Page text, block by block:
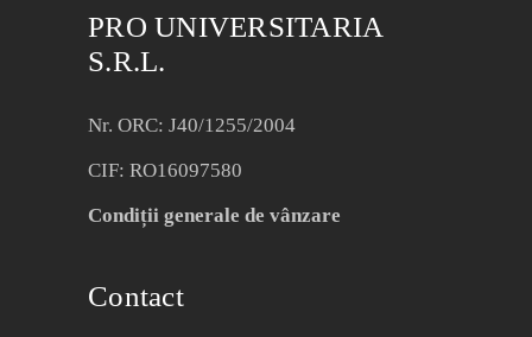
PRO UNIVERSITARIA
S.R.L.
Nr. ORC: J40/1255/2004
CIF: RO16097580
Condiții generale de vânzare
Contact